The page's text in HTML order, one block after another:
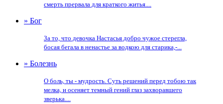
смерть прервала для краткого житья....
» Бог
За то, что девочка Настасья добро чужое стерегла,
босая бегала в ненастье за водкою для старика,-...
» Болезнь
О боль, ты - мудрость. Суть решений перед тобою так
мелка, и осеняет темный гений глаз захворавшего
зверька....